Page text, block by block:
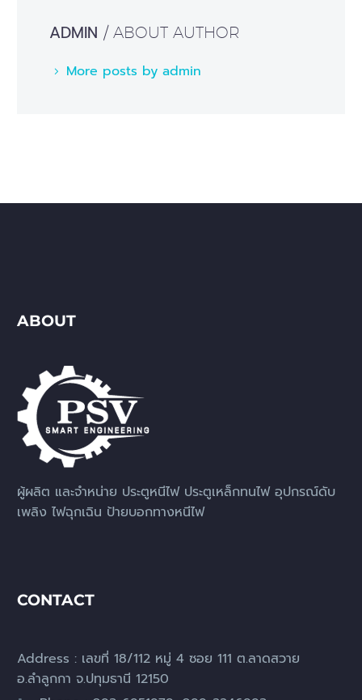
ADMIN / ABOUT AUTHOR
More posts by admin
ABOUT
ผู้ผลิต และจำหน่าย ประตูหนีไฟ ประตูเหล็กทนไฟ อุปกรณ์ดับ
เพลิง ไฟฉุกเฉิน ป้ายบอกทางหนีไฟ
CONTACT
Address : เลขที่ 18/112 หมู่ 4 ซอย 111 ต.ลาดสวาย
อ.ลำลูกกา จ.ปทุมธานี 12150